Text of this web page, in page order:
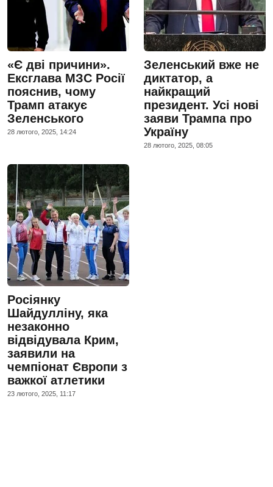
«Є дві причини».
Ексглава МЗС Росії
пояснив, чому
Трамп атакує
Зеленського
28 лютого, 2025, 14:24
Зеленський вже не
диктатор, а
найкращий
президент. Усі нові
заяви Трампа про
Україну
28 лютого, 2025, 08:05
Росіянку
Шайдулліну, яка
незаконно
відвідувала Крим,
заявили на
чемпіонат Європи з
важкої атлетики
23 лютого, 2025, 11:17